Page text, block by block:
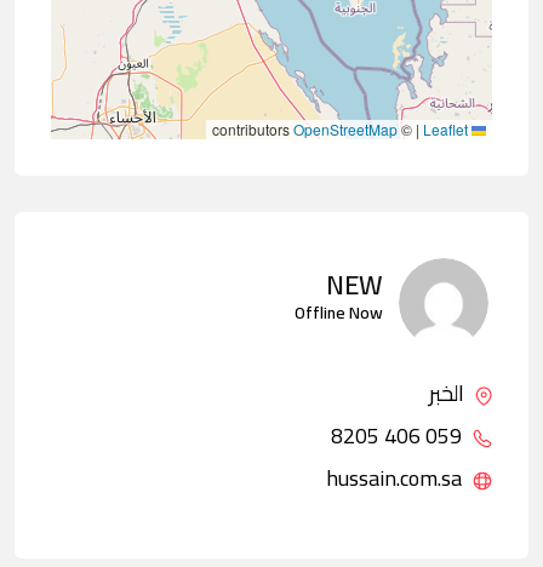
|
©
OpenStreetMap
NEW
Offline Now
الخبر